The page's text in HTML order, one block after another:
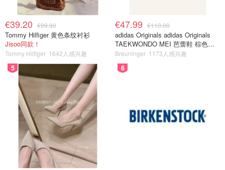
€39.20 €99.90
Tommy Hilfiger 黄色条纹衬衫
Jisoo同款！
Tommy Hilfiger 1642人感兴趣
€47.99 €110.00
adidas Originals adidas Originals
TAEKWONDO MEI 芭蕾鞋 棕色米
色
Breuninger 1173人感兴趣
5 6